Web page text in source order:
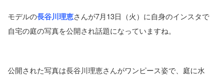
モデルの長谷川理恵さんが7月13日（火）に自身のインスタで
自宅の庭の写真を公開され話題になっていますね。
公開された写真は長谷川理恵さんがワンピース姿で、庭に水